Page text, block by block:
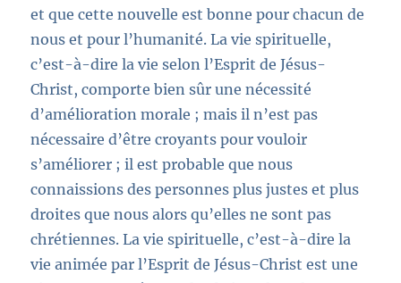
et que cette nouvelle est bonne pour chacun de
nous et pour l’humanité. La vie spirituelle,
c’est-à-dire la vie selon l’Esprit de Jésus-
Christ, comporte bien sûr une nécessité
d’amélioration morale ; mais il n’est pas
nécessaire d’être croyants pour vouloir
s’améliorer ; il est probable que nous
connaissions des personnes plus justes et plus
droites que nous alors qu’elles ne sont pas
chrétiennes. La vie spirituelle, c’est-à-dire la
vieanimée par l’Esprit de Jésus-Christ est une